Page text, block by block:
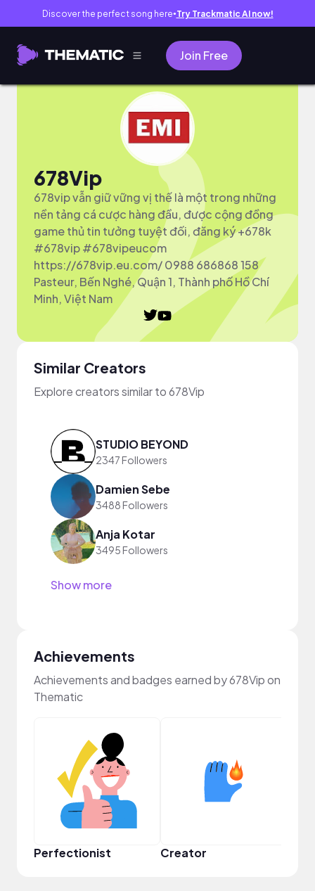
Discover the perfect song here● Try Trackmatic AI now!
Join Free
678Vip
678vip vẫn giữ vững vị thế là một trong những
nền tảng cá cược hàng đầu, được cộng đồng
game thủ tin tưởng tuyệt đối, đăng ký +678k
#678vip #678vipeucom
https://678vip.eu.com/ 0988 686868 158
Pasteur, Bến Nghé, Quận 1, Thành phố Hồ Chí
Minh, Việt Nam
Similar Creators
Explore creators similar to 678Vip
STUDIO BEYOND
2347 Followers
Damien Sebe
3488 Followers
Anja Kotar
3495 Followers
Show more
Achievements
Achievements and badges earned by 678Vip on
Thematic
Perfectionist Creator